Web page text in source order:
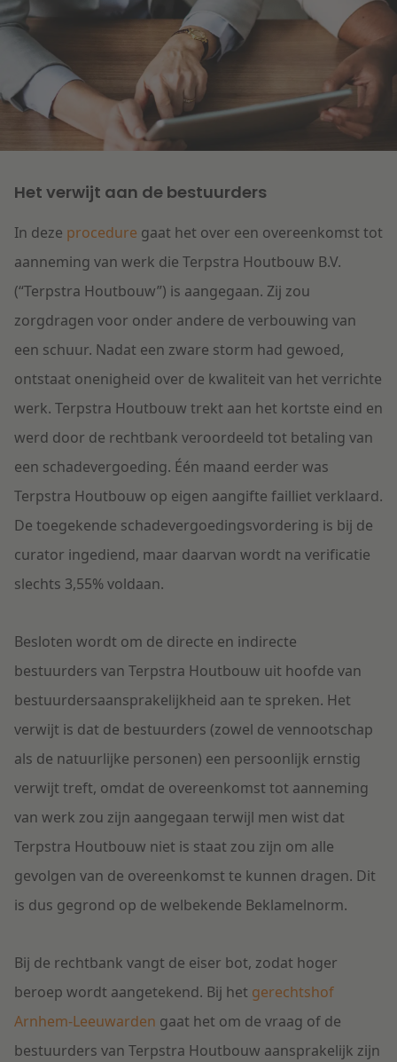
Aansprakelijkheid & Verzekering
Litigation
Onderwijs
Dichtbij de wendbare onderneming
Lees meer
Het verwijt aan de bestuurders
In deze procedure gaat het over een overeenkomst tot
aanneming van werk die Terpstra Houtbouw B.V.
(“Terpstra Houtbouw”) is aangegaan. Zij zou
zorgdragen voor onder andere de verbouwing van
een schuur. Nadat een zware storm had gewoed,
ontstaat onenigheid over de kwaliteit van het verrichte
werk. Terpstra Houtbouw trekt aan het kortste eind en
werd door de rechtbank veroordeeld tot betaling van
een schadevergoeding. Één maand eerder was
Terpstra Houtbouw op eigen aangifte failliet verklaard.
De toegekende schadevergoedingsvordering is bij de
curator ingediend, maar daarvan wordt na verificatie
slechts 3,55% voldaan.
Besloten wordt om de directe en indirecte
bestuurders van Terpstra Houtbouw uit hoofde van
bestuurdersaansprakelijkheid aan te spreken. Het
verwijt is dat de bestuurders (zowel de vennootschap
als de natuurlijke personen) een persoonlijk ernstig
verwijt treft, omdat de overeenkomst tot aanneming
van werk zou zijn aangegaan terwijl men wist dat
Terpstra Houtbouw niet is staat zou zijn om alle
gevolgen van de overeenkomst te kunnen dragen. Dit
is dus gegrond op de welbekende Beklamelnorm.
Bij de rechtbank vangt de eiser bot, zodat hoger
beroep wordt aangetekend. Bij het gerechtshof
Arnhem-Leeuwarden gaat het om de vraag of de
bestuurders van Terpstra Houtbouw aansprakelijk zijn